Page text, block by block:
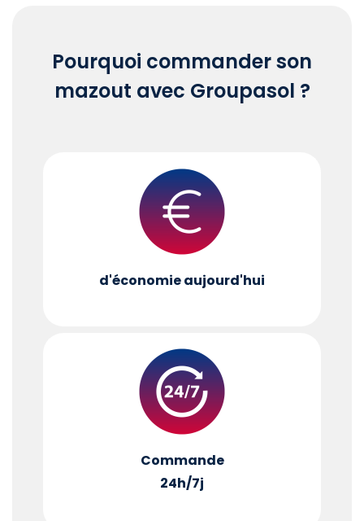
Pourquoi commander son
mazout avec Groupasol ?
d'économie aujourd'hui
Commande
24h/7j